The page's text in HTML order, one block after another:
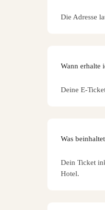
Die Adresse
Wann erhalte
Deine E-
Was
Dein Ticket
Hotel.